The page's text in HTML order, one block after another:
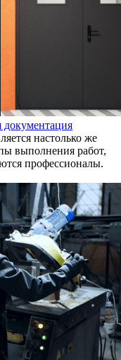
документация
настолько же
выполнения работ,
профессионалы.